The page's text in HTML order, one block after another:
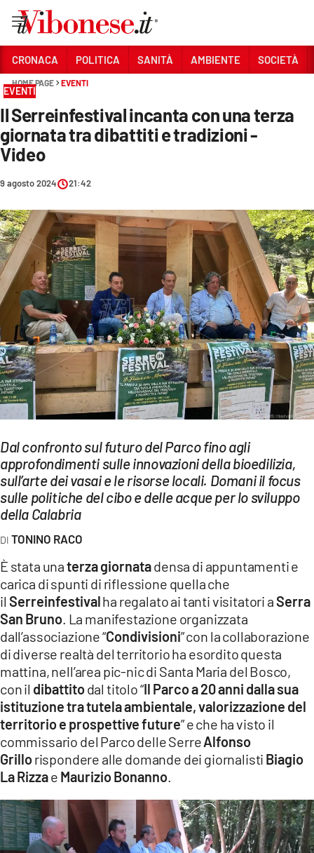
Sezioni
CRONACA
POLITICA
SOCIETÀ
CULTURA
ECONOMIA E LAVORO
EVENTI
SPORT
Streaming
LAC TV
LAC NETWORK
LAC ONAIR
LaC
LACTV.IT
LACONAIR.IT
LACITYMAG.IT
ILREGGINO.IT
COSENZACHANNEL.IT
ILVIBONESE.IT
CATANZAROCHANNEL.IT
App
CRONACA POLITICA SANITÀ AMBIENTE SOCIETÀ
HOME PAGE EVENTI
EVENTI
Il Serreinfestival incanta con una terza
giornata tra dibattiti e tradizioni -
Video
9 agosto 2024 21:42
Dal confronto sul futuro del Parco fino agli
approfondimenti sulle innovazioni della bioedilizia,
sull’arte dei vasai e le risorse locali. Domani il focus
sulle politiche del cibo e delle acque per lo sviluppo
della Calabria
TONINO RACO
È stata unaterza giornatadensa di appuntamenti e
carica di spunti di riflessione quella che
il Serreinfestivalha regalato ai tanti visitatori aSerra
San Bruno . La manifestazione organizzata
dall’associazione “Condivisioni” con la collaborazione
di diverse realtà del territorio ha esordito questa
mattina, nell’area pic-nic di Santa Maria del Bosco,
con il dibattitodal titolo “Il Parco a 20 anni dalla sua
istituzione tra tutela ambientale, valorizzazione del
territorio e prospettive future” e che ha visto il
commissario del Parco delle SerreAlfonso
Grillorispondere alle domande dei giornalisti Biagio
La Rizzae Maurizio Bonanno.